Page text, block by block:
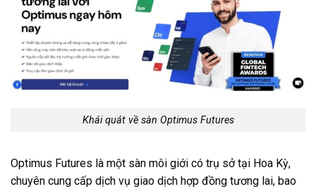
Khái quát về sàn Optimus Futures
Optimus Futures là một sàn môi giới có trụ sở tại Hoa Kỳ,
chuyên cung cấp dịch vụ giao dịch hợp đồng tương lai, bao